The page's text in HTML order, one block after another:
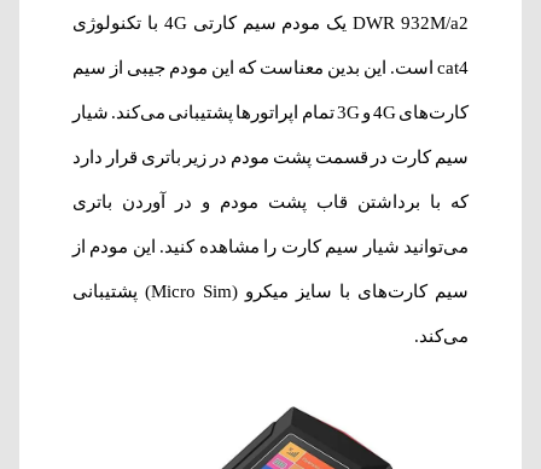
DWR 932M/a2 یک مودم سیم کارتی 4G با تکنولوژی
cat4 است. این بدین معناست که این مودم جیبی از سیم
کارت‌های 4G و 3G تمام اپراتور‌ها پشتیبانی می‌کند. شیار
سیم کارت در قسمت پشت مودم در زیر باتری قرار دارد
که با برداشتن قاب پشت مودم و در آوردن باتری
می‌توانید شیار سیم کارت را مشاهده کنید. این مودم از
سیم کارت‌های با سایز میکرو (Micro Sim) پشتیبانی
می‌کند.